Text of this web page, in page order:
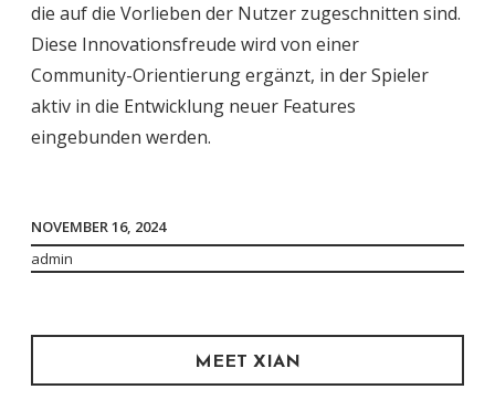
die auf die Vorlieben der Nutzer zugeschnitten sind.
Diese Innovationsfreude wird von einer
Community-Orientierung ergänzt, in der Spieler
aktiv in die Entwicklung neuer Features
eingebunden werden.
NOVEMBER 16, 2024
admin
MEET XIAN